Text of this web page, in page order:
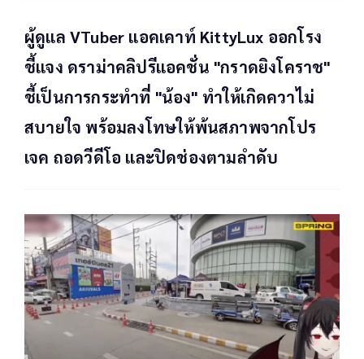
ผู้ดูแล VTuber แอคเคาท์ KittyLux ออกโรง
ชี้แจง ดราม่าคลิปรีแอคชั่น "กราดยิงโคราช"
ชี้เป็นการกระทำที่ "น้อง" ทำให้เกิดควาไม่
สบายใจ พร้อมลงโทษให้พ้นสภาพจากโปร
เจค ถอดวีดีโอ และปิดช่องตามลำดับ